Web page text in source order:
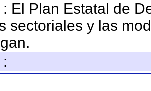
: El Plan Estatal de
sectoriales y las